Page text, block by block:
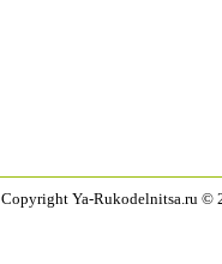
Copyright Ya-Rukodelnitsa.ru ©